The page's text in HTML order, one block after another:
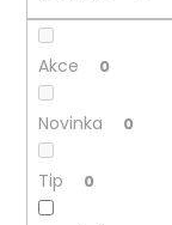
ůAkce 0
Novinka 0
Tip 0